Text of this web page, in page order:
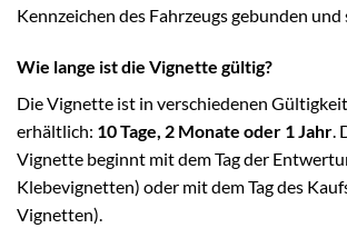
Kennzeichen des Fahrzeugs gebunden
Wie lange ist die Vignette gültig?
Die Vignette ist in verschiedenen
erhältlich: 10 Tage, 2 Monate oder 1 Jahr.
Vignette beginnt mit dem Tag der
Klebevignetten) oder mit dem Tag des
Vignetten).